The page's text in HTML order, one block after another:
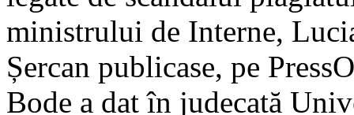
ministrului de Interne,
Șercan publicase, pe
Bode a dat în judecată